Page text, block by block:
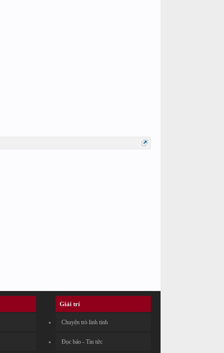
Giải trí
Chuyện trò linh tinh
Đọc báo - Tin tức